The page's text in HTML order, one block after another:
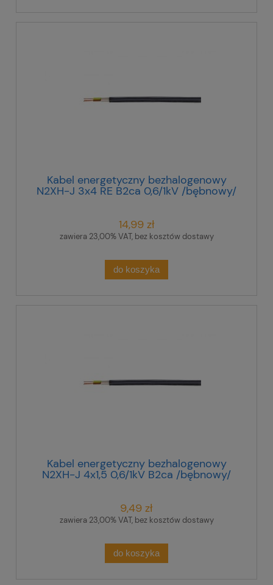
Kabel energetyczny bezhalogenowy
N2XH-J 3x4 RE B2ca 0,6/1kV /bębnowy/
14,99 zł
zawiera 23,00% VAT, bez kosztów dostawy
do koszyka
Kabel energetyczny bezhalogenowy
N2XH-J 4x1,5 0,6/1kV B2ca /bębnowy/
9,49 zł
zawiera 23,00% VAT, bez kosztów dostawy
do koszyka